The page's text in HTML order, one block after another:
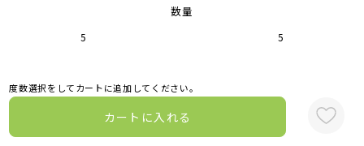
数量
5 5
度数選択をしてカートに追加してください。
カートに入れる